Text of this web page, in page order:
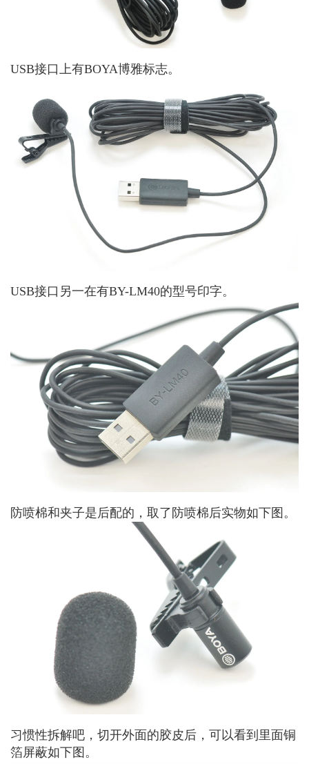
USB接口上有BOYA博雅标志。
USB接口另一在有BY-LM40的型号印字。
防喷棉和夹子是后配的，取了防喷棉后实物如下图。
习惯性拆解吧，切开外面的胶皮后，可以看到里面铜
箔屏蔽如下图。